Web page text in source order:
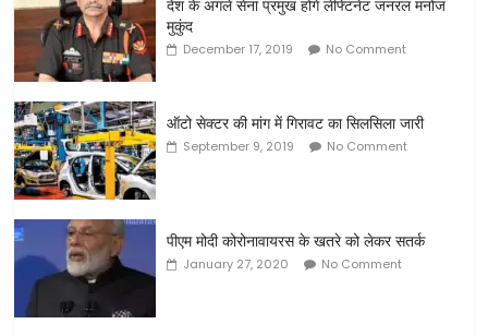
देश के अगले सेना प्रमुख होंगे लेफ्टिनेंट जनरल मनोज
मुकुंद
December 17, 2019 No Comment
ऑटो सेक्टर की मांग में गिरावट का सिलसिला जारी
September 9, 2019 No Comment
पीएम मोदी कोरोनावायरस के खतरे को लेकर सतर्क
January 27, 2020 No Comment